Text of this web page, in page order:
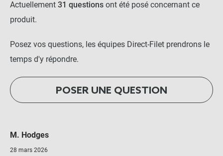
Actuellement 31 questions ont été posé concernant ce
produit.
Posez vos questions, les équipes Direct-Filet prendrons le
temps d'y répondre.
POSER UNE QUESTION
M. Hodges
28 mars 2026